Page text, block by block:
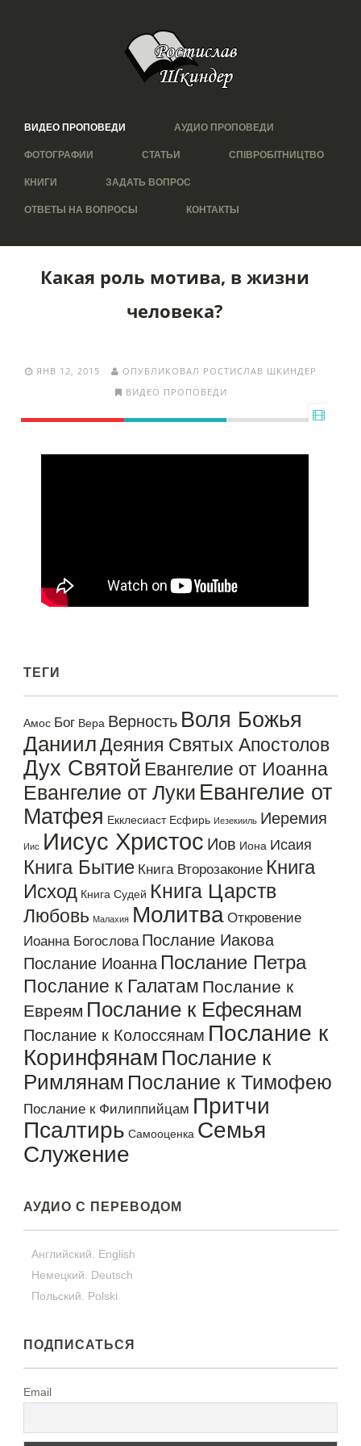
ВИДЕО ПРОПОВЕДИ АУДИО ПРОПОВЕДИ
ФОТОГРАФИИ СТАТЬИ СПІВРОБІТНИЦТВО
КНИГИ ЗАДАТЬ ВОПРОС
ОТВЕТЫ НА ВОПРОСЫ КОНТАКТЫ
Какая роль мотива, в жизни
человека?
ЯНВ 12, 2015
ОПУБЛИКОВАЛ РОСТИСЛАВ ШКИНДЕР
ВИДЕО ПРОПОВЕДИ
ТЕГИ
Амос Бог Вера Верность Воля Божья
ДаниилДеяния Святых Апостолов
Дух Святой Евангелие от Иоанна
Евангелие от Луки Евангелие от
Матфея Екклесиаст Есфирь Иезекииль Иеремия
Иис Иисус Христос Иов Иона Исаия
Книга Бытие Книга Второзаконие Книга
Исход Книга Судей Книга Царств
Любовь Малахия Молитва Откровение
Иоанна Богослова Послание Иакова
Послание Иоанна Послание Петра
Послание к Галатам Послание к
Евреям Послание к Ефесянам
Послание к Колоссянам Послание к
Коринфянам Послание к
Римлянам Послание к Тимофею
Послание к Филиппийцам Притчи
Псалтирь Самооценка Семья
Служение
АУДИО С ПЕРЕВОДОМ
Английский. English
Немецкий. Deutsch
Польский. Polski
ПОДПИСАТЬСЯ
Email